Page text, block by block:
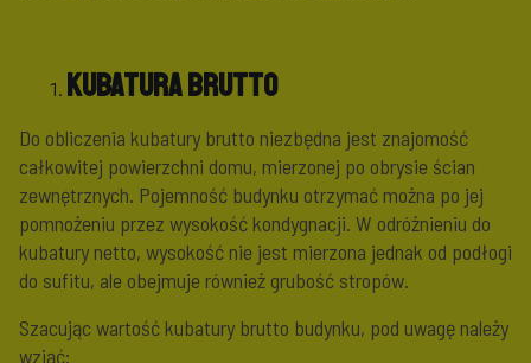
Kubatura brutto
Do obliczenia kubatury brutto niezbędna jest znajomość
całkowitej powierzchni domu, mierzonej po obrysie ścian
zewnętrznych. Pojemność budynku otrzymać można po jej
pomnożeniu przez wysokość kondygnacji. W odróżnieniu do
kubatury netto, wysokość nie jest mierzona jednak od podłogi
do sufitu, ale obejmuje również grubość stropów.
Szacując wartość kubatury brutto budynku, pod uwagę należy
wziąć: